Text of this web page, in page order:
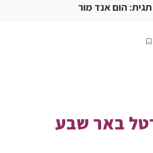
תגית: הום אנד מור
באר שבע